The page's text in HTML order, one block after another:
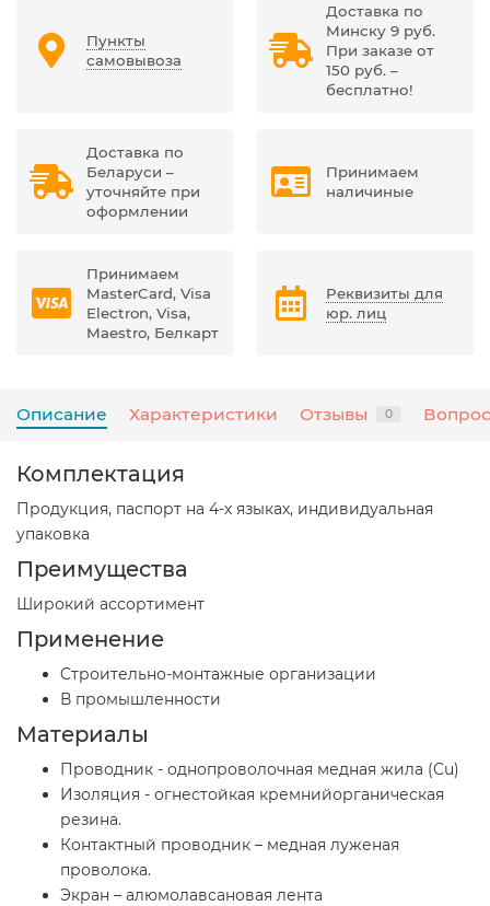
Пункты
самовывоза
Доставка по
Минску 9 руб.
При заказе от
150 руб. –
бесплатно!
Доставка по
Беларуси –
уточняйте при
оформлении
Принимаем
наличиные
Принимаем
MasterCard, Visa
Electron, Visa,
Maestro, Белкарт
Реквизиты для
юр. лиц
Описание Характеристики Отзывы 0
Комплектация
Продукция, паспорт на 4-х языках, индивидуальная
упаковка
Преимущества
Широкий ассортимент
Применение
Cтроительно-монтажные организации
В промышленности
Материалы
Проводник - однопроволочная медная жила (Cu)
Изоляция - огнестойкая кремнийорганическая
резина.
Контактный проводник – медная луженая
проволока.
Экран – алюмолавсановая лента